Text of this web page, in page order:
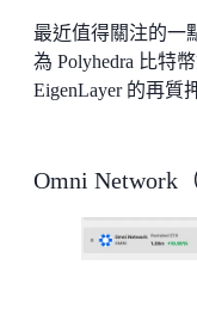
最近值得關注的一
為 Polyhedra 比特
EigenLayer 的再質
Omni Network